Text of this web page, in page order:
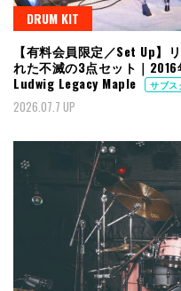
DRUM KIT
【有料会員限定／Set Up】
れた不滅の3点セット｜
Ludwig Legacy Maple
サブス
2026.07.7 UP